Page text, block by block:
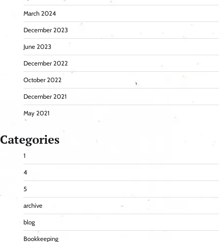
March 2024
December 2023
June 2023
December 2022
October 2022
December 2021
May 2021
Categories
1
4
5
archive
blog
Bookkeeping